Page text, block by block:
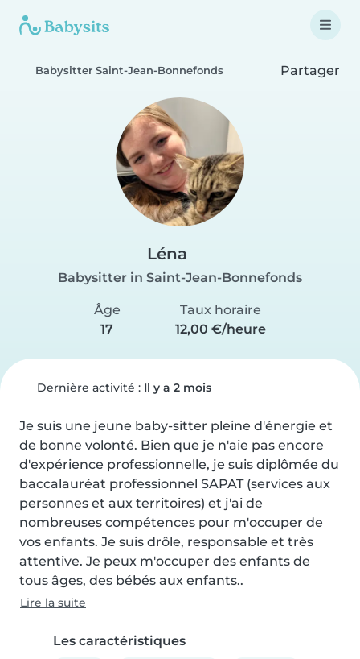
Babysitter Saint-Jean-Bonnefonds Partager
Léna
Babysitter in Saint-Jean-Bonnefonds
Âge
17
Taux horaire
12,00 €/heure
Dernière activité : Il y a 2 mois
Je suis une jeune baby-sitter pleine d'énergie et
de bonne volonté. Bien que je n'aie pas encore
d'expérience professionnelle, je suis diplômée du
baccalauréat professionnel SAPAT (services aux
personnes et aux territoires) et j'ai de
nombreuses compétences pour m'occuper de
vos enfants. Je suis drôle, responsable et très
attentive. Je peux m'occuper des enfants de
tous âges, des bébés aux enfants..
Lire la suite
Les caractéristiques